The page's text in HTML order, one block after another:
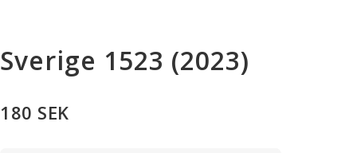
Sverige 1523 (2023)
180 SEK